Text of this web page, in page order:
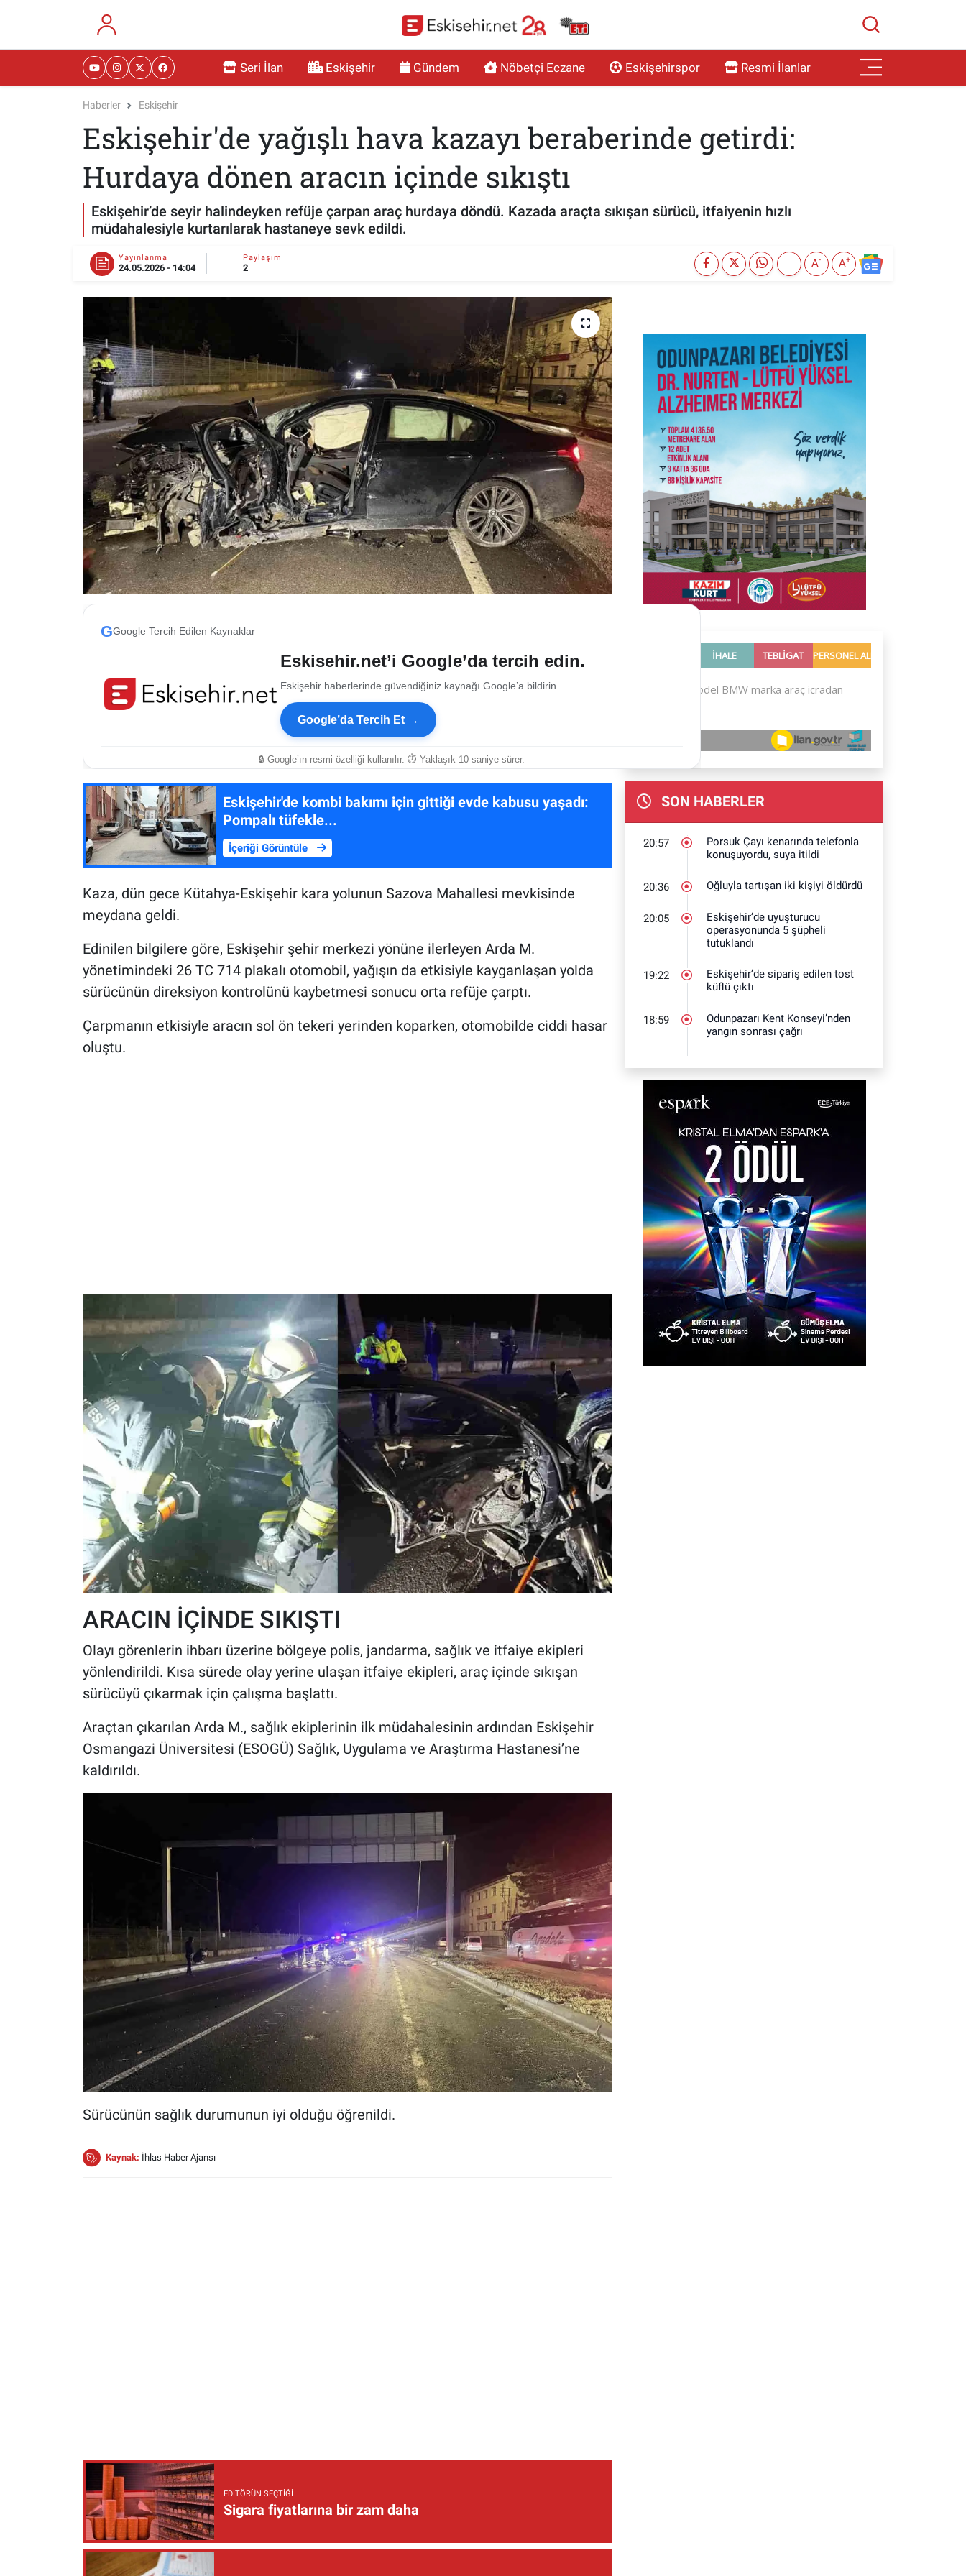
Seri İlan Eskişehir Gündem Nöbetçi Eczane Eskişehirspor Resmi İlanlar
Haberler Eskişehir
Eskişehir'de yağışlı hava kazayı beraberinde getirdi:
Hurdaya dönen aracın içinde sıkıştı
Eskişehir’de seyir halindeyken refüje çarpan araç hurdaya döndü. Kazada araçta sıkışan sürücü, itfaiyenin hızlı
müdahalesiyle kurtarılarak hastaneye sevk edildi.
Yayınlanma
24.05.2026 - 14:04
Paylaşım
2 A- A+
GGoogle Tercih Edilen Kaynaklar
Eskisehir.net’i Google’da tercih edin.
Eskişehir haberlerinde güvendiğiniz kaynağı Google’a bildirin.
Google’da Tercih Et →
🔒 Google’ın resmi özelliği kullanılır. ⏱ Yaklaşık 10 saniye sürer.
Eskişehir'de kombi bakımı için gittiği evde kabusu yaşadı:
Pompalı tüfekle...
İçeriği Görüntüle
Kaza, dün gece Kütahya-Eskişehir kara yolunun Sazova Mahallesi mevkisinde
meydana geldi.
Edinilen bilgilere göre, Eskişehir şehir merkezi yönüne ilerleyen Arda M.
yönetimindeki 26 TC 714 plakalı otomobil, yağışın da etkisiyle kayganlaşan yolda
sürücünün direksiyon kontrolünü kaybetmesi sonucu orta refüje çarptı.
Çarpmanın etkisiyle aracın sol ön tekeri yerinden koparken, otomobilde ciddi hasar
oluştu.
ARACIN İÇİNDE SIKIŞTI
Olayı görenlerin ihbarı üzerine bölgeye polis, jandarma, sağlık ve itfaiye ekipleri
yönlendirildi. Kısa sürede olay yerine ulaşan itfaiye ekipleri, araç içinde sıkışan
sürücüyü çıkarmak için çalışma başlattı.
Araçtan çıkarılan Arda M., sağlık ekiplerinin ilk müdahalesinin ardından Eskişehir
Osmangazi Üniversitesi (ESOGÜ) Sağlık, Uygulama ve Araştırma Hastanesi’ne
kaldırıldı.
Sürücünün sağlık durumunun iyi olduğu öğrenildi.
Kaynak: İhlas Haber Ajansı
EDITÖRÜN SEÇTIĞI
Sigara fiyatlarına bir zam daha
SON HABERLER
20:57
Porsuk Çayı kenarında telefonla
konuşuyordu, suya itildi
20:36 Oğluyla tartışan iki kişiyi öldürdü
20:05
Eskişehir’de uyuşturucu
operasyonunda 5 şüpheli
tutuklandı
19:22
Eskişehir’de sipariş edilen tost
küflü çıktı
18:59
Odunpazarı Kent Konseyi’nden
yangın sonrası çağrı
RESMİ İLANLAR
MAGAZİN
TEKNOLOJİ
ESKİŞEHİR NÖBETÇİ ECZANELER
Eskişehir Haber İçerikleri
Eskişehir Hava Durumu
Eskişehir Tramvay Saatleri
Eskişehir Otobüs Saatleri
Eskişehir Nöbetçi Eczaneler
Eskişehir Namaz Vakitleri
Eskişehir Trafik Yoğunluk Haritası
Süper Lig Puan Durumu ve Fikstür
Tüm Manşetler
Son Dakika Haberleri